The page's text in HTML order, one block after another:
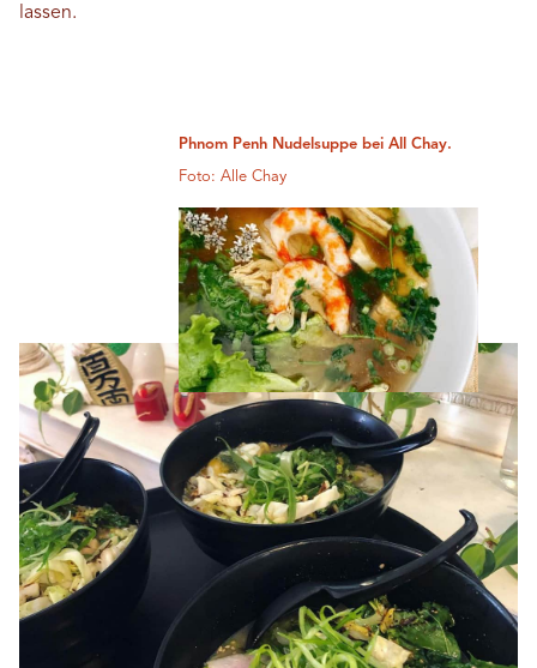
lassen.
Phnom Penh Nudelsuppe bei All Chay.
Foto: Alle Chay